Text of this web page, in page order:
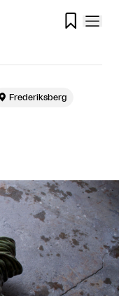

Frederiksberg